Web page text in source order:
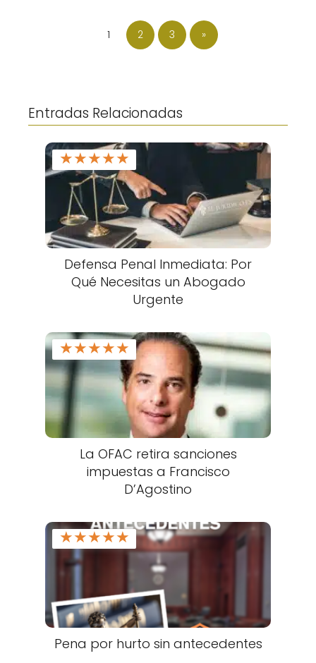
1 2 3 »
Entradas Relacionadas
★★★★★
Defensa Penal Inmediata: Por
Qué Necesitas un Abogado
Urgente
★★★★★
La OFAC retira sanciones
impuestas a Francisco
D’Agostino
★★★★★
Pena por hurto sin antecedentes